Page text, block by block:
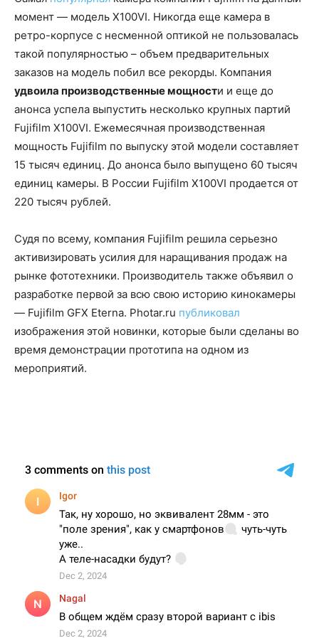
момент — модель X100VI. Никогда еще камера в
ретро-корпусе с несменной оптикой не пользовалась
такой популярностью – объем предварительных
заказов на модель побил все рекорды. Компания
удвоила производственные мощности и еще до
анонса успела выпустить несколько крупных партий
Fujifilm X100VI. Ежемесячная производственная
мощность Fujifilm по выпуску этой модели составляет
15 тысяч единиц. До анонса было выпущено 60 тысяч
единиц камеры. В России Fujifilm X100VI продается от
220 тысяч рублей.
Судя по всему, компания Fujifilm решила серьезно
активизировать усилия для наращивания продаж на
рынке фототехники. Производитель также объявил о
разработке первой за всю свою историю кинокамеры
— Fujifilm GFX Eterna. Photar.ru публиковал
изображения этой новинки, которые были сделаны во
время демонстрации прототипа на одном из
мероприятий.